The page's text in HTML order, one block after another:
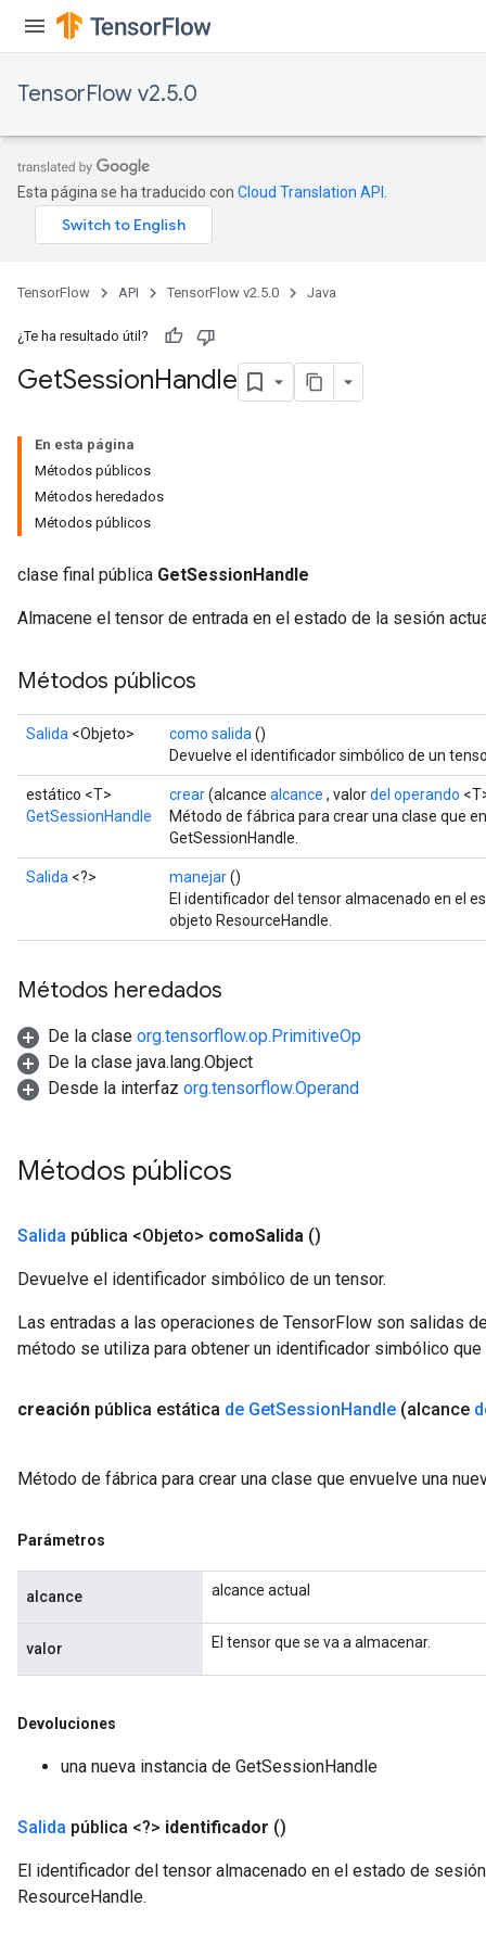
TensorFlow v2.5.0
Esta página se ha traducido con Cloud Translation API
TensorFlow API TensorFlow v2.5.0 Java
¿Te ha resultado útil?
GetSessionHandle
En esta página
Métodos públicos
Métodos heredados
Métodos públicos
clase final pública GetSessionHandle
Almacene el tensor de entrada en el estado de la sesión
Métodos públicos
Salida <Objeto> como salida ()
Devuelve el identificador simbólico de un
estático <T>
GetSessionHandle
crear(alcance alcance , valordel operando
Método de fábrica para crear una clase que
GetSessionHandle.
Salida <?> manejar()
El identificador del tensor almacenado en el
objeto ResourceHandle.
Métodos heredados
De la clase org.tensorflow.op.PrimitiveOp
De la clase java.lang.Object
Desde la interfaz org.tensorflow.Operand
Métodos públicos
Salida pública <Objeto> comoSalida ()
Devuelve el identificador simbólico de un tensor.
Las entradas a las operaciones de TensorFlow son salidas
método se utiliza para obtener un identificador simbólico
creación pública estática de GetSessionHandle (alcance
Método de fábrica para crear una clase que envuelve una
Parámetros
alcance alcance actual
valor El tensor que se va a almacenar.
Devoluciones
una nueva instancia de GetSessionHandle
Salida pública <?> identificador ()
El identificador del tensor almacenado en el estado de
ResourceHandle.